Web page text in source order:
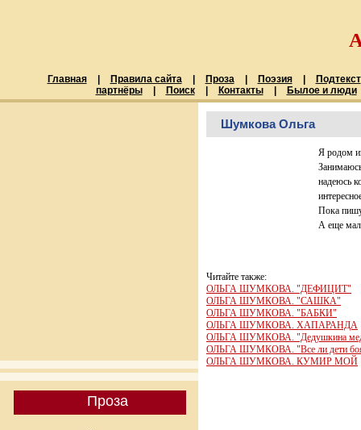
Главная Правила сайта Проза Поэзия
Подтекст
партнёры
Поиск Контакты Былое и люди
Проза
Шумкова Ольга
Я родом
надеюсь
Пока
А еще
Читайте также:
ОЛЬГА ШУМКОВА. "ДЕФИЦИТ"
ОЛЬГА ШУМКОВА. "САШКА"
ОЛЬГА ШУМКОВА. "БАБКИ"
ОЛЬГА ШУМКОВА. ХАПАРАНДА
ОЛЬГА ШУМКОВА. "Дедушкина
ОЛЬГА ШУМКОВА. "Все ли дети
ОЛЬГА ШУМКОВА. КУМИР МОЙ